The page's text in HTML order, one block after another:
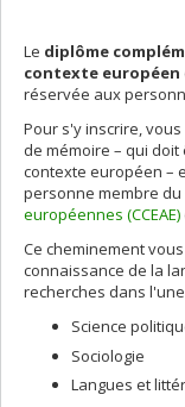
Le diplôme
contexte européen
réservée aux
Pour s'y inscrire,
de mémoire – qui
contexte européen –
personne membre du
européennes (CCEAE)
Ce cheminement
connaissance de la
recherches dans
Science
Sociologie
Langues et